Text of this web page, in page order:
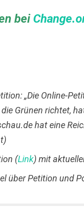
bei
„Die Online-
Grünen richtet,
hat eine
(Link) mit
über Petition und